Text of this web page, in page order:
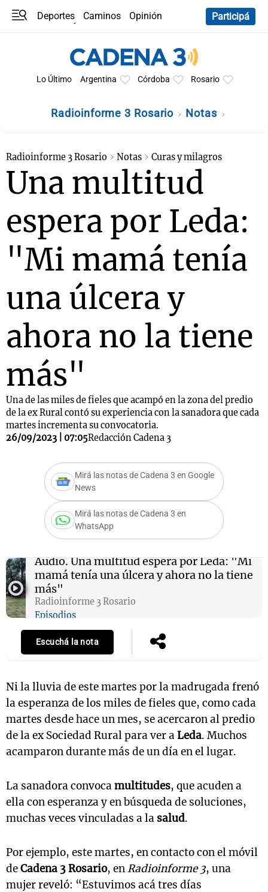
Deportes Caminos
Opinión
Participá
Lo Último Argentina Córdoba Rosario
Radioinforme 3 Rosario Notas
Radioinforme 3 Rosario Notas Curas y milagros
Una multitud
espera por Leda:
"Mi mamá tenía
una úlcera y
ahora no la tiene
más"
Una de las miles de fieles que acampó en la zona del predio
de la ex Rural contó su experiencia con la sanadora que cada
martes incrementa su convocatoria.
26/09/2023 | 07:05Redacción Cadena 3
Mirá las notas de Cadena 3 en Google
News
Mirá las notas de Cadena 3 en
WhatsApp
Audio. Una multitud espera por Leda: "Mi
mamá tenía una úlcera y ahora no la tiene
más"
Radioinforme 3 Rosario
Episodios
Escuchá la nota
Ni la lluvia de este martes por la madrugada frenó
la esperanza de los miles de fieles que, como cada
martes desde hace un mes, se acercaron al predio
de la ex Sociedad Rural para ver aLeda. Muchos
acamparon durante más de un día en el lugar.
La sanadora convocamultitudes, que acuden a
ella con esperanza y en búsqueda de soluciones,
muchas veces vinculadas a la salud.
Por ejemplo, este martes, en contacto con el móvil
deCadena 3 Rosario, en Radioinforme 3, una
mujer reveló: “Estuvimos acá tres días
Notas
Mundial 2026